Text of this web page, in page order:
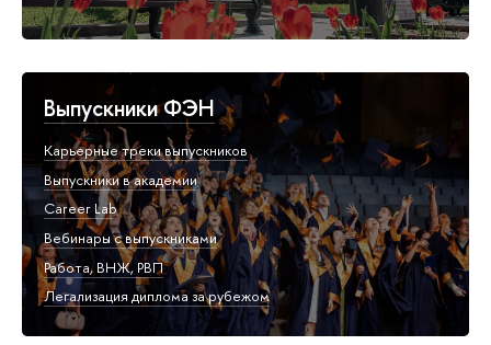
Выпускники ФЭН
Карьерные треки выпускников
Выпускники в академии
Career Lab
Вебинары с выпускниками
Работа, ВНЖ, РВП
Легализация диплома за рубежом